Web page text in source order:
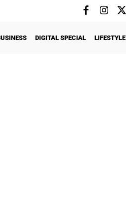
DIGITAL SPECIAL LIFESTYLE